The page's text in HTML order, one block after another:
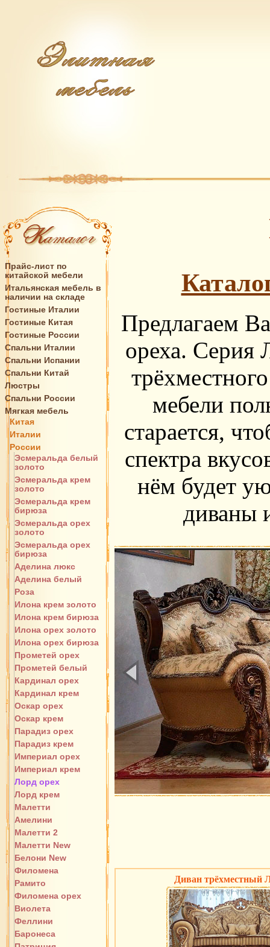
Прайс-лист по
китайской мебели
Итальянская мебель в
наличии на складе
Гостиные Италии
Гостиные Китая
Гостиные России
Спальни Италии
Спальни Испании
Спальни Китай
Люстры
Спальни России
Мягкая мебель
Китая
Италии
России
Эсмеральда белый
золото
Эсмеральда крем
золото
Эсмеральда крем
бирюза
Эсмеральда орех
золото
Эсмеральда орех
бирюза
Аделина люкс
Аделина белый
Роза
Илона крем золото
Илона крем бирюза
Илона орех золото
Илона орех бирюза
Прометей орех
Прометей белый
Кардинал орех
Кардинал крем
Оскар орех
Оскар крем
Парадиз орех
Парадиз крем
Империал орех
Империал крем
Лорд орех
Лорд крем
Малетти
Амелини
Малетти 2
Малетти New
Белони New
Филомена
Рамито
Филомена орех
Виолета
Феллини
Баронеса
Предлагаем
ореха. Серия
мебели
старается,
спектра
нём будет
диваны
Диван трёхместный